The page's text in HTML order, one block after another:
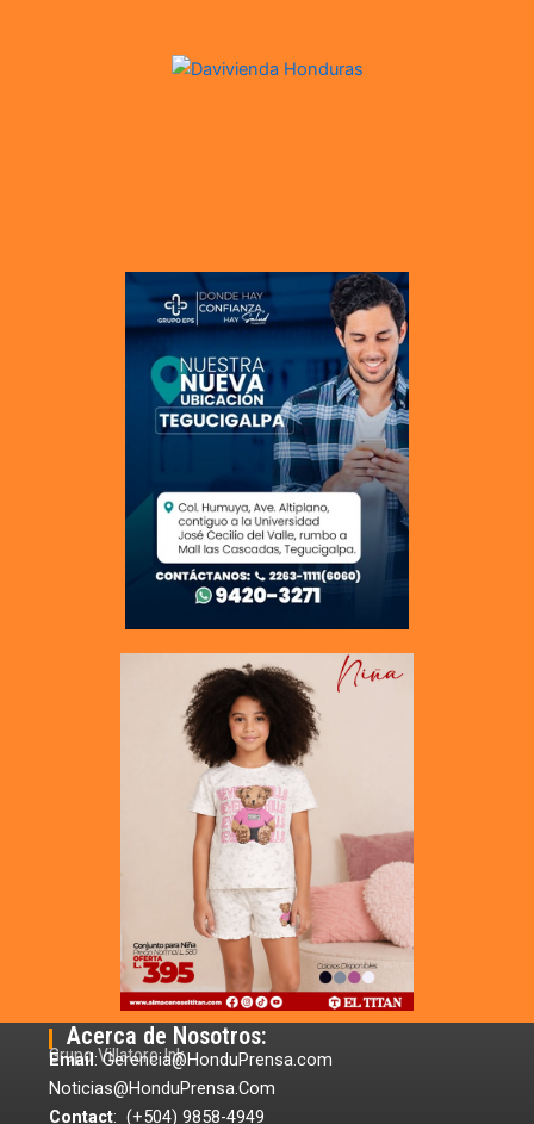
Acerca de Nosotros:
Grupo Villatoro Ink
Email: Gerencia@HonduPrensa.com
Noticias@HonduPrensa.Com
Contact: (+504) 9858-4949